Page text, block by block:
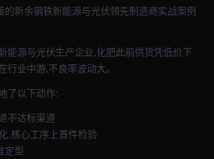
的新余钢铁新能源与光伏领先制造商实战案例
能源与光伏生产企业,化肥此前供货凭低价下
行业中游,不良率波动大。
了以下动作:
不达标渠道
,核心工序上首件检验
定型